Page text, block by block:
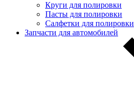
Круги для полировки
Пасты для полировки
Салфетки для полировки
Запчасти для автомобилей